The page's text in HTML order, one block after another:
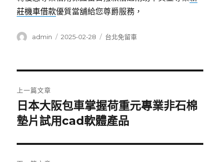
莊機車借款優質當舖給您尊爵服務，
作
admin
發
2025-02-28
分
台北免留車
章
導
覽
上一篇文章
上
一
文
章:
日本大阪包車掌握荷重元專業非石棉
墊片試用cad軟體產品